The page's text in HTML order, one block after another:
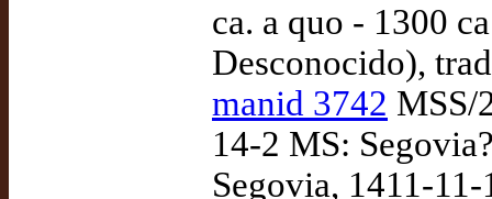
ca. a quo - 1300
Desconocido),
manid 3742 MSS/
14-2 MS:
Segovia, 1411-